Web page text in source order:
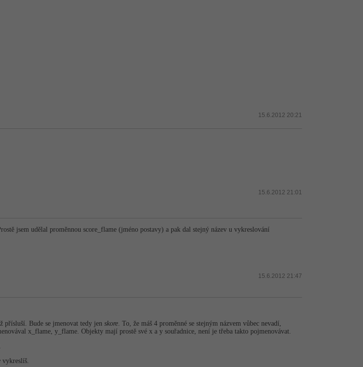
15.6.2012 20:21
15.6.2012 21:01
jsem udělal proměnnou score_flame (jméno postavy) a pak dal stejný název u vykreslování
15.6.2012 21:47
přísluší. Bude se jmenovat tedy jen skore . To, že máš 4 proměnné se stejným názvem vůbec nevadí,
x_flame, y_flame. Objekty mají prostě své x a y souřadnice, není je třeba takto pojmenovávat.
vykreslíš.